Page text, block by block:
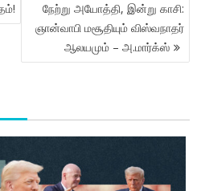
நேற்று அயோத்தி, இன்று காசி:
ஞான்வாபி மசூதியும் விஸ்வநாதர்
ஆலயமும் – அ.மார்க்ஸ்